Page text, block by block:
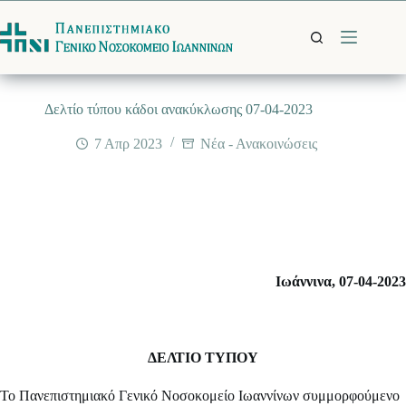
στο
περιεχόμενο
Δελτίο τύπου κάδοι ανακύκλωσης 07-04-2023
7 Απρ 2023 Νέα - Ανακοινώσεις
Ιωάννινα, 07-04-2023
ΔΕΛΤΙΟ ΤΥΠΟΥ
Το Πανεπιστημιακό Γενικό Νοσοκομείο Ιωαννίνων συμμορφούμενο